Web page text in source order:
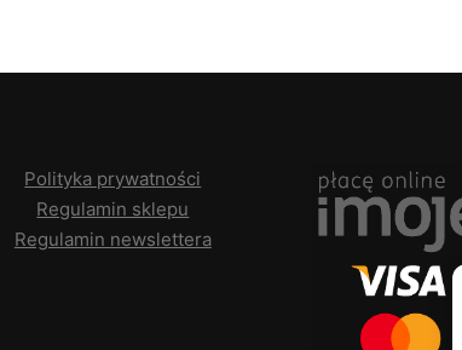
Polityka prywatności
Regulamin sklepu
Regulamin newslettera